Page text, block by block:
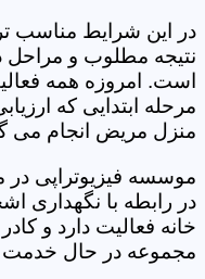
در این شرایط مناسب
نتیجه مطلوب و مراحل
است. امروزه همه
مرحله ابتدایی که
منزل مریض انجام می
موسسه فیزیوتراپی در
در رابطه با نگهداری
خانه فعالیت دارد و
مجموعه در حال خدمت